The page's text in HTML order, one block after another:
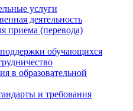
услуги
деятельность
приема (перевода)
обучающихся
в образовательной
и требования